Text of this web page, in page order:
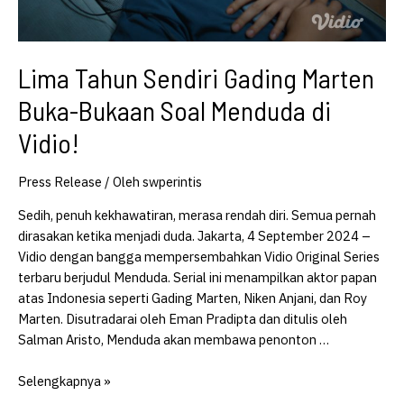
Lima Tahun Sendiri Gading Marten
Buka-Bukaan Soal Menduda di
Vidio!
Press Release / Oleh swperintis
Sedih, penuh kekhawatiran, merasa rendah diri. Semua pernah
dirasakan ketika menjadi duda. Jakarta, 4 September 2024 –
Vidio dengan bangga mempersembahkan Vidio Original Series
terbaru berjudul Menduda. Serial ini menampilkan aktor papan
atas Indonesia seperti Gading Marten, Niken Anjani, dan Roy
Marten. Disutradarai oleh Eman Pradipta dan ditulis oleh
Salman Aristo, Menduda akan membawa penonton …
Lima
Selengkapnya »